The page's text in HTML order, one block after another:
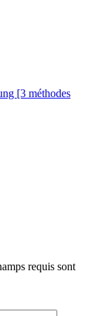
[3 méthodes
requis sont